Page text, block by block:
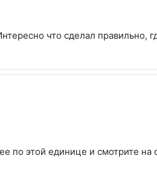
что сделал правильно,
по этой единице и смотрите на